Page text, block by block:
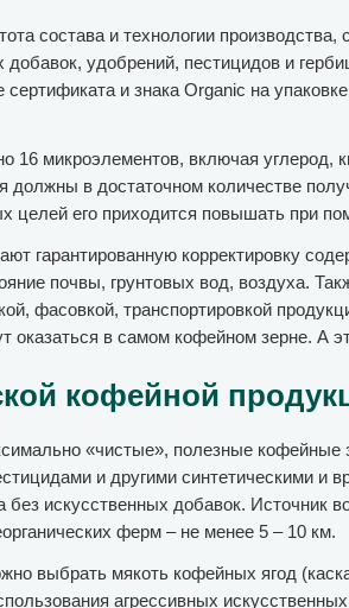
состава и технологии
удобрений, пестицидов и
и знака Organic на
16 микроэлементов, включая
в достаточном количестве
целей его приходится повышать при
гарантированную корректировку
почвы, грунтовых вод, воздуха.
фасовкой, транспортировкой
в самом кофейном зерне. А
кофейной
«чистые», полезные
и другими синтетическими
без искусственных добавок.
ферм – не менее 5 – 10 км.
выбрать мякоть кофейных ягод
агрессивных